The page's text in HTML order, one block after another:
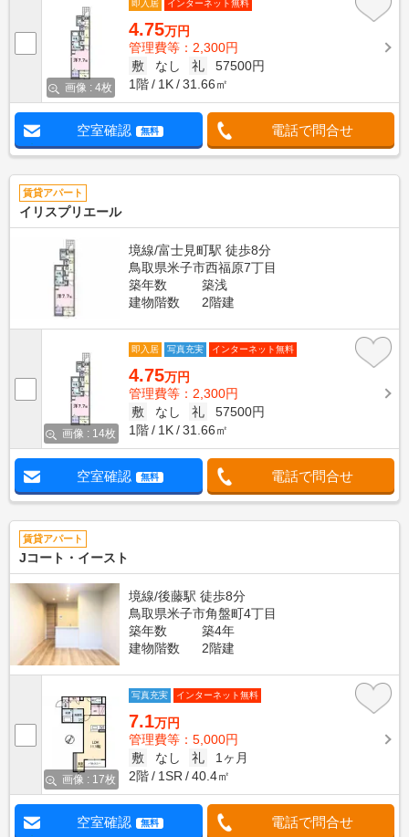
画像 : 4枚
即入居 インターネット無料
4.75万円
管理費等：2,300円
敷
なし 礼
57500円
1階
1K 31.66㎡
空室確認 無料 電話で問合せ
賃貸アパート
イリスプリエール
境線/富士見町駅 徒歩8分
鳥取県米子市西福原7丁目
築年数
築浅
建物階数
2階建
画像 : 14枚
即入居 写真充実 インターネット無料
4.75万円
管理費等：2,300円
敷
なし 礼
57500円
1階
1K 31.66㎡
空室確認 無料 電話で問合せ
賃貸アパート
Jコート・イースト
境線/後藤駅 徒歩8分
鳥取県米子市角盤町4丁目
築年数
築4年
建物階数
2階建
画像 : 17枚
写真充実 インターネット無料
7.1万円
管理費等：5,000円
敷
なし 礼
1ヶ月
2階
1SR 40.4㎡
空室確認 無料 電話で問合せ